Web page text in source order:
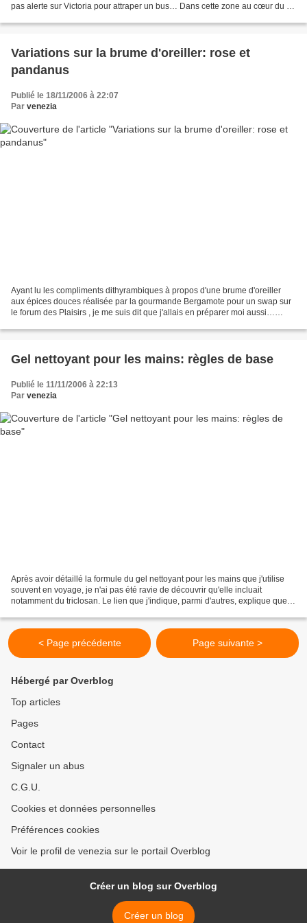
pas alerte sur Victoria pour attraper un bus… Dans cette zone au cœur du 4°
Variations sur la brume d'oreiller: rose et
pandanus
Publié le 18/11/2006 à 22:07
Par venezia
Ayant lu les compliments dithyrambiques à propos d'une brume d'oreiller
aux épices douces réalisée par la gourmande Bergamote pour un swap sur
le forum des Plaisirs , je me suis dit que j'allais en préparer moi aussi…
Gel nettoyant pour les mains: règles de base
Publié le 11/11/2006 à 22:13
Par venezia
Après avoir détaillé la formule du gel nettoyant pour les mains que j'utilise
souvent en voyage, je n'ai pas été ravie de découvrir qu'elle incluait
notamment du triclosan. Le lien que j'indique, parmi d'autres, explique que le
< Page précédente Page suivante >
Hébergé par Overblog
Top articles
Pages
Contact
Signaler un abus
C.G.U.
Cookies et données personnelles
Préférences cookies
Voir le profil de venezia sur le portail Overblog
Créer un blog sur Overblog
Créer un blog